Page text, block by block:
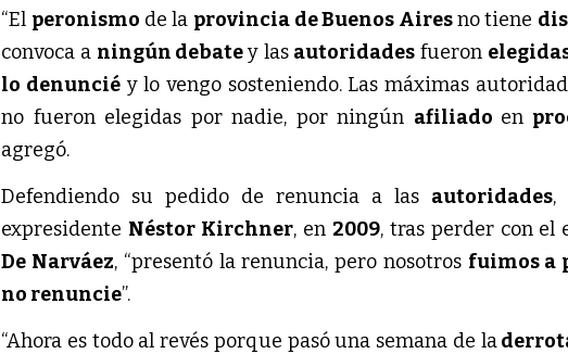
“El peronismo de la provincia de Buenos Airesno tiene
convoca a ningún debatey las autoridades fueron
lo denunciéy lo vengo sosteniendo. Las máximas
no fueron elegidas por nadie, por ningún afiliado en
agregó.
Defendiendo su pedido de renuncia a las autoridades,
expresidente Néstor Kirchner, en 2009, tras perder con el
De Narváez, “presentó la renuncia, pero nosotros fuimos a
no renuncie”.
“Ahora es todo al revés porque pasó una semana de la